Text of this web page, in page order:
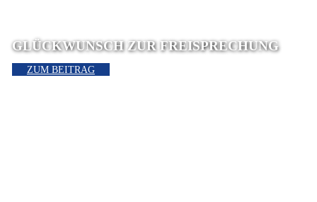
GLÜCKWUNSCH ZUR FREISPRECHUNG
ZUM BEITRAG